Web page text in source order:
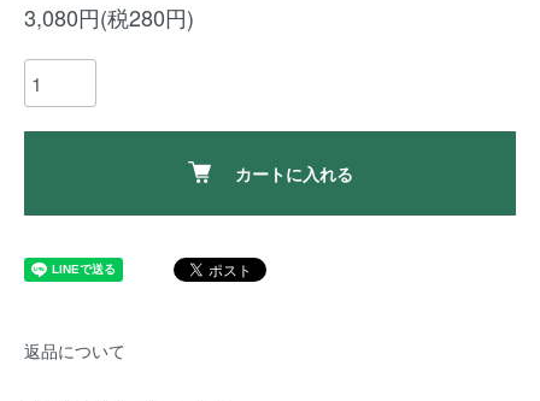
3,080円(税280円)
カートに入れる
返品について